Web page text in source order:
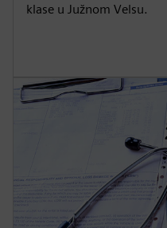
klase u Južnom Velsu.